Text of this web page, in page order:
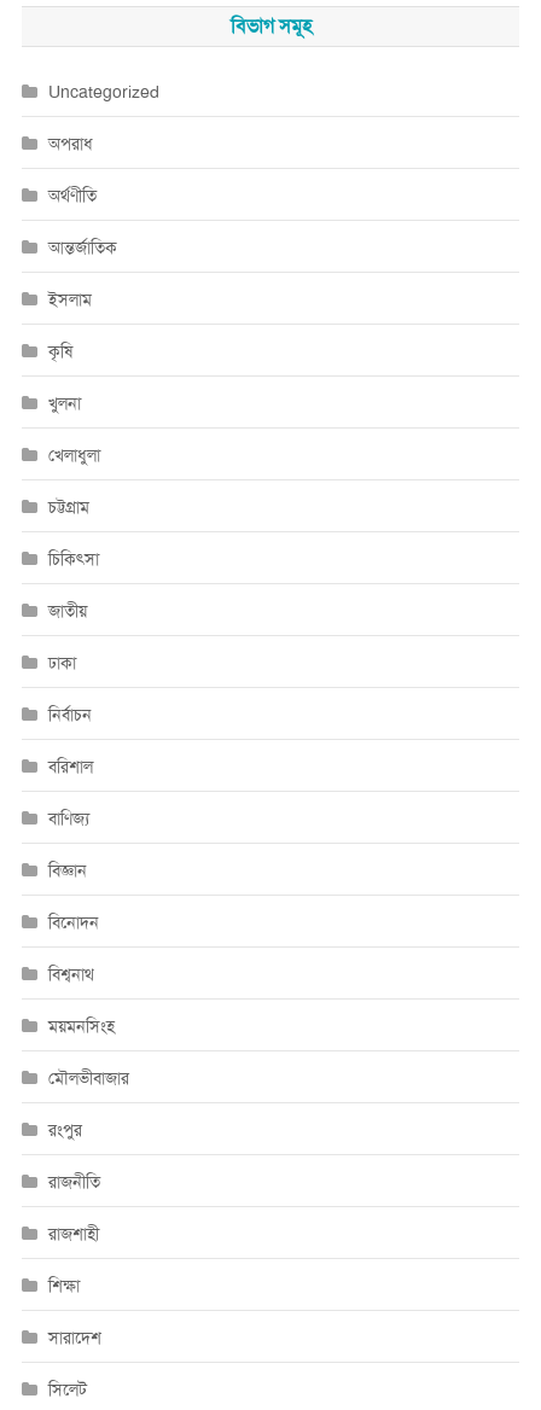
বিভাগ সমূহ
Uncategorized
অপরাধ
অর্থণীতি
আন্তর্জাতিক
ইসলাম
কৃষি
খুলনা
খেলাধুলা
চট্টগ্রাম
চিকিৎসা
জাতীয়
ঢাকা
নির্বাচন
বরিশাল
বাণিজ্য
বিজ্ঞান
বিনোদন
বিশ্বনাথ
ময়মনসিংহ
মৌলভীবাজার
রংপুর
রাজনীতি
রাজশাহী
শিক্ষা
সারাদেশ
সিলেট